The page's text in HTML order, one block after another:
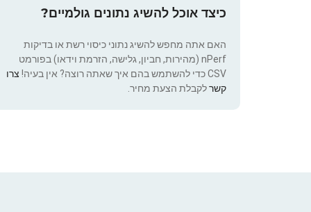
כיצד אוכל להשיג נתונים גולמיים?
האם אתה מחפש להשיג נתוני כיסוי רשת או בדיקות
nPerf (מהירות, חביון, גלישה, הזרמת וידאו) בפורמט
CSV כדי להשתמש בהם איך שאתה רוצה? אין בעיה!
צרו
קשרלקבלת הצעת מחיר.